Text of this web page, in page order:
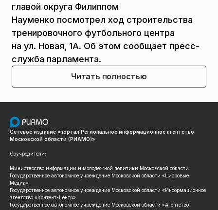
главой округа Филиппом
Науменко посмотрел ход строительства
тренировочного футбольного центра
на ул. Новая, 1А. Об этом сообщает пресс-
служба парламента.
Читать полностью
Сетевое издание «портал Региональное информационное агентство
Московской области (РИАМО)»
Соучредители:
Министерство информации и молодежной политики Московской области
Государственное автономное учреждение Московской области «Цифровые
Медиа»
Государственное автономное учреждение Московской области «Информационное
агентство «Контент-Центр»
Государственное автономное учреждение Московской области «Агентство